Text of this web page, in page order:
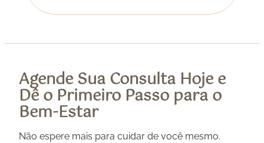
Agende Sua Consulta Hoje e
Dê o Primeiro Passo para o
Bem-Estar
Não espere mais para cuidar de você mesmo.